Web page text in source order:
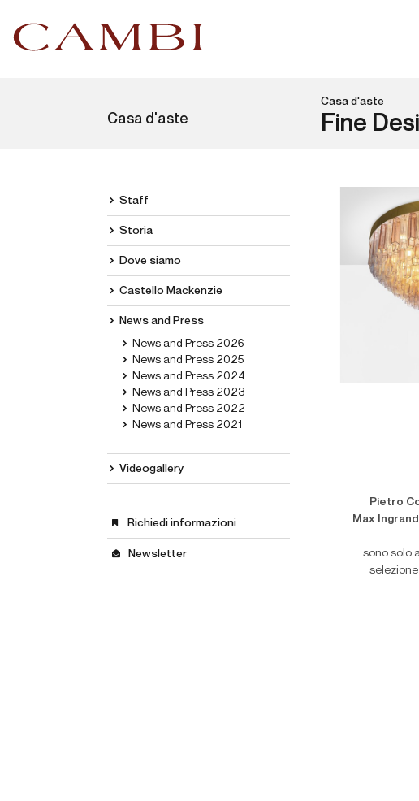
Casa d'aste
Casa d'aste
Fine
Staff
Storia
Dove siamo
Castello Mackenzie
News and Press
News and Press 2026
News and Press 2025
News and Press 2024
News and Press 2023
News and Press 2022
News and Press 2021
Videogallery
Richiedi informazioni
Newsletter
Pietro
Max
sono solo